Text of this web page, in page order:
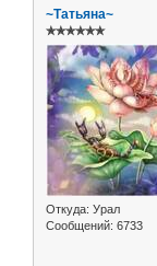
~Татьяна~
✯✯✯✯✯✯
Откуда: Урал
Сообщений: 6733